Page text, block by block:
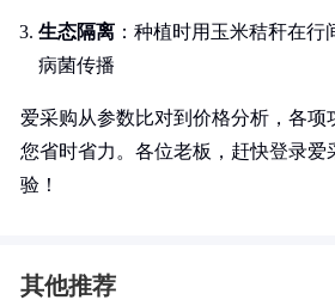
生态隔离 ：种植时用玉米秸秆在
病菌传播
爱采购从参数比对到价格分析，各项
您省时省力。各位老板，赶快登录爱
验！
其他推荐